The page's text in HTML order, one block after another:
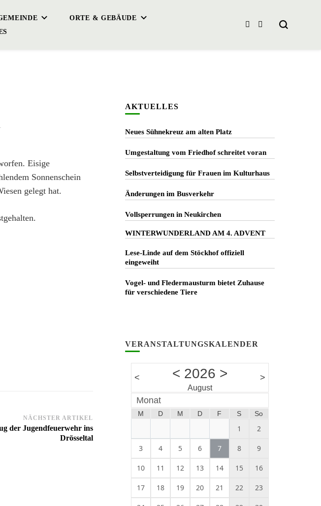
ORTE & GEBÄUDE
Eisige
Sonnenschein
gelegt hat.
NÄCHSTER ARTIKEL
der Jugendfeuerwehr ins
Drösseltal
AKTUELLES
Neues Sühnekreuz am alten Platz
Umgestaltung vom Friedhof schreitet voran
Selbstverteidigung für Frauen im Kulturhaus
Änderungen im Busverkehr
Vollsperrungen in Neukirchen
WINTERWUNDERLAND AM 4. ADVENT
Lese-Linde auf dem Stöckhof offiziell
eingeweiht
Vogel- und Fledermausturm bietet Zuhause
für verschiedene Tiere
VERANSTALTUNGSKALENDER
< < 2026 >
August
>
Monat
M D M D F S So
1 2
3 4 5 6 7 8 9
10 11 12 13 14 15 16
17 18 19 20 21 22 23